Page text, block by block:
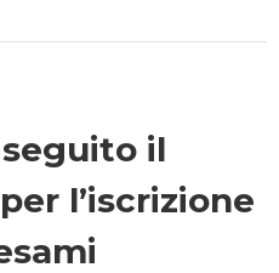
il
l’iscrizione